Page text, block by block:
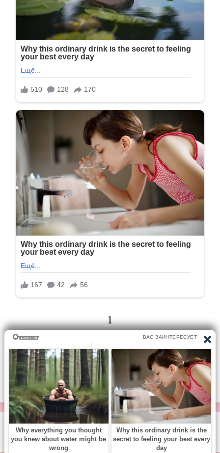
1
1/79 Следующая
Перейти на страницу:
© https://vse-knigi.org